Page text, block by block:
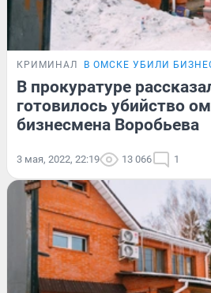
КРИМИНАЛ В ОМСКЕ УБИЛИ
В прокуратуре
готовилось убийство
бизнесмена Воробьева
3 мая, 2022, 22:19 13 066 1